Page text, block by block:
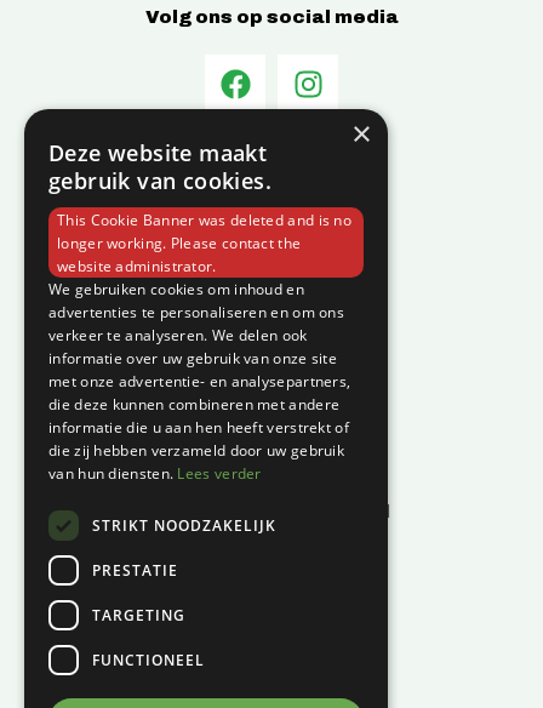
Volg ons op social media
Informatie
Over C-Vin
Contact
Klantenservice
Garantie en klachten
Betaalmethodes
Privacyverklaring
Algemene voorwaarden
Levertijd en kosten
Herroepingsrecht & bedenktijd
KVK:01124270
×
Deze website maakt
gebruik van cookies.
This Cookie Banner was deleted and is no
longer working. Please contact the
website administrator.
We gebruiken cookies om inhoud en
advertenties te personaliseren en om ons
verkeer te analyseren. We delen ook
informatie over uw gebruik van onze site
met onze advertentie- en analysepartners,
die deze kunnen combineren met andere
informatie die u aan hen heeft verstrekt of
die zij hebben verzameld door uw gebruik
van hun diensten. Lees verder
STRIKT NOODZAKELIJK
PRESTATIE
TARGETING
FUNCTIONEEL